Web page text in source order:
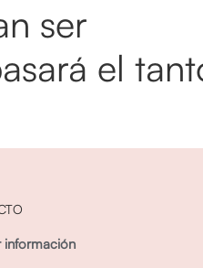
ser
el
información